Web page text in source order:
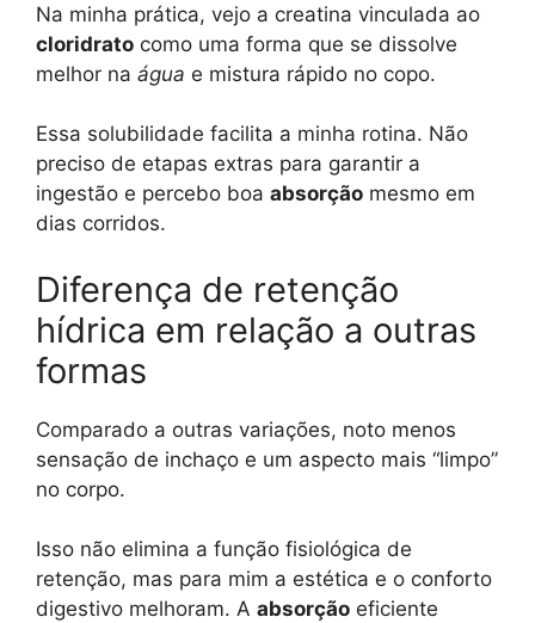
Na minha prática, vejo a creatina vinculada ao
cloridrato como uma forma que se dissolve
melhor na água e mistura rápido no copo.
Essa solubilidade facilita a minha rotina. Não
preciso de etapas extras para garantir a
ingestão e percebo boa absorção mesmo em
dias corridos.
Diferença de retenção
hídrica em relação a outras
formas
Comparado a outras variações, noto menos
sensação de inchaço e um aspecto mais “limpo”
no corpo.
Isso não elimina a função fisiológica de
retenção, mas para mim a estética e o conforto
digestivo melhoram. A absorção eficiente